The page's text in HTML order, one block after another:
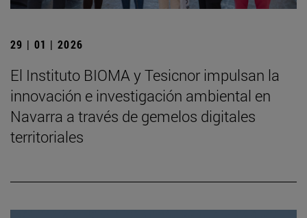
29 | 01 | 2026
El Instituto BIOMA y Tesicnor impulsan la
innovación e investigación ambiental en
Navarra a través de gemelos digitales
territoriales